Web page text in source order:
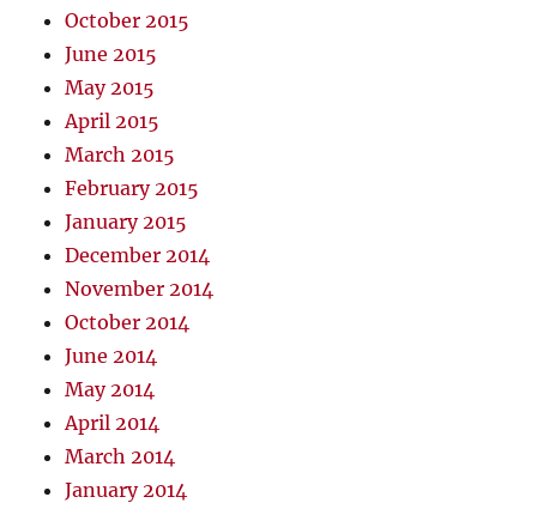
October 2015
June 2015
May 2015
April 2015
March 2015
February 2015
January 2015
December 2014
November 2014
October 2014
June 2014
May 2014
April 2014
March 2014
January 2014